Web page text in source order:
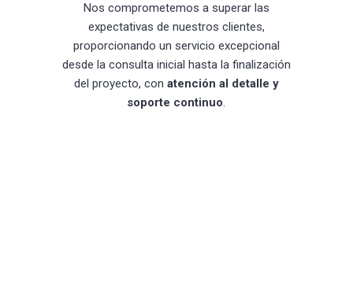
Nos comprometemos a superar las
expectativas de nuestros clientes,
proporcionando un servicio excepcional
desde la consulta inicial hasta la finalización
del proyecto, con atención al detalle y
soporte continuo.